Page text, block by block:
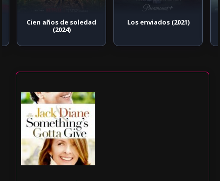
Cien años de soledad
(2024)
Los enviados (2021)